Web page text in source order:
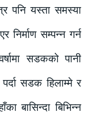
पनि यस्ता समस्या
निर्माण सम्पन्न गर्न
सडकको पानी
सडक हिलाम्मे र
बासिन्दा बिभिन्न